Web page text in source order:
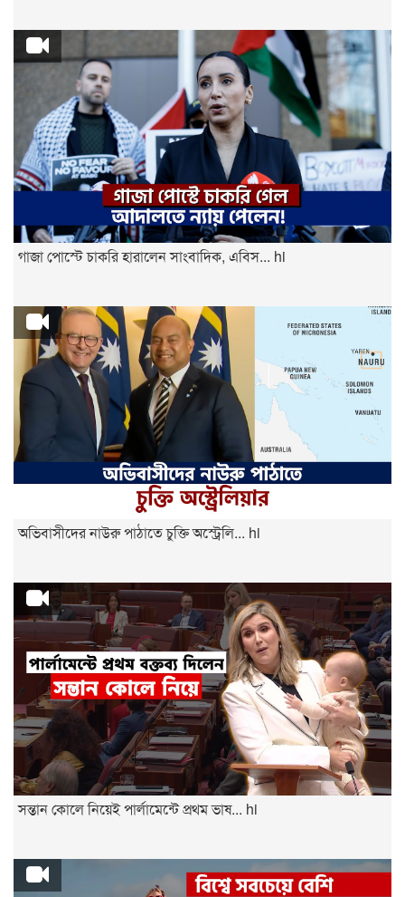
গাজা পোস্টে চাকরি হারালেন সাংবাদিক, এবিস... hi
অভিবাসীদের নাউরু পাঠাতে চুক্তি অস্ট্রেলি... hi
সন্তান কোলে নিয়েই পার্লামেন্টে প্রথম ভাষ... hi